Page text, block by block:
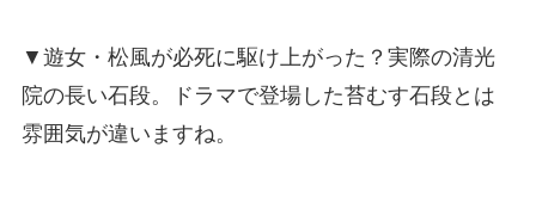
▼遊女・松風が必死に駆け上がった？実際の清光
院の長い石段。ドラマで登場した苔むす石段とは
雰囲気が違いますね。